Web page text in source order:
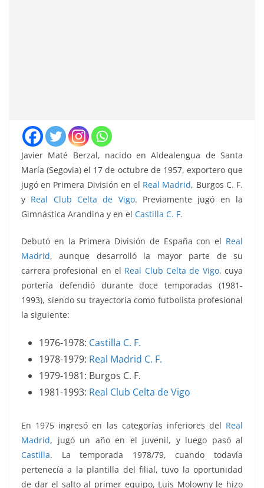
Javier Maté Berzal, nacido en Aldealengua de Santa
María (Segovia) el 17 de octubre de 1957, exportero que
jugó en Primera División en el Real Madrid, Burgos C. F.
y Real Club Celta de Vigo. Previamente jugó en la
Gimnástica Arandina y en el Castilla C. F.
Debutó en la Primera División de España con el Real
Madrid, aunque desarrolló la mayor parte de su
carrera profesional en el Real Club Celta de Vigo, cuya
portería defendió durante doce temporadas (1981-
1993), siendo su trayectoria como futbolista profesional
la siguiente:
1976-1978: Castilla C. F.
1978-1979: Real Madrid C. F.
1979-1981: Burgos C. F.
1981-1993: Real Club Celta de Vigo
En 1975 ingresó en las categorías inferiores del Real
Madrid, jugó un año en el juvenil, y luego pasó al
Castilla. La temporada 1978/79, cuando todavía
pertenecía a la plantilla del filial, tuvo la oportunidad
de dar el salto al primer equipo, Luis Molowny le hizo